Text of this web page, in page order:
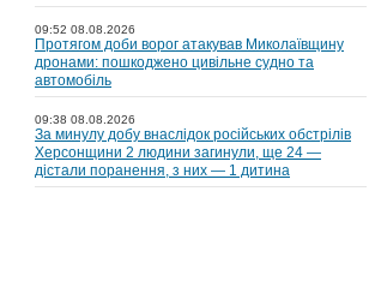
09:52 08.08.2026
Протягом доби ворог атакував Миколаївщину
дронами: пошкоджено цивільне судно та
автомобіль
09:38 08.08.2026
За минулу добу внаслідок російських обстрілів
Херсонщини 2 людини загинули, ще 24 —
дістали поранення, з них — 1 дитина